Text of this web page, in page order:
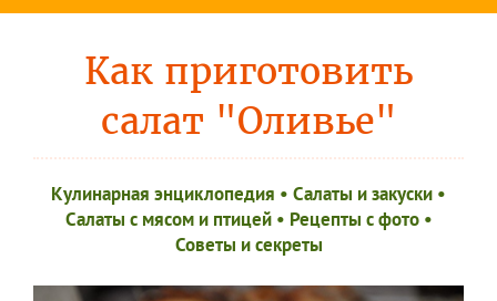
Как приготовить
салат "Оливье"
Кулинарная энциклопедия • Салаты и закуски •
Салаты с мясом и птицей• Рецепты c фото•
Советы и секреты